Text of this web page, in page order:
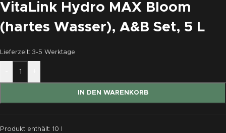
VitaLink Hydro MAX Bloom
(hartes Wasser), A&B Set, 5 L
Lieferzeit: 3-5 Werktage
IN DEN WARENKORB
Produkt enthält: 10